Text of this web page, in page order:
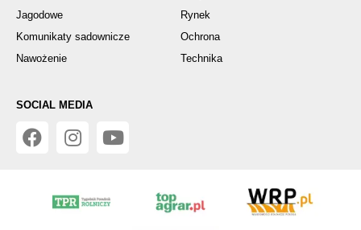
Jagodowe
Rynek
Komunikaty sadownicze
Ochrona
Nawożenie
Technika
SOCIAL MEDIA